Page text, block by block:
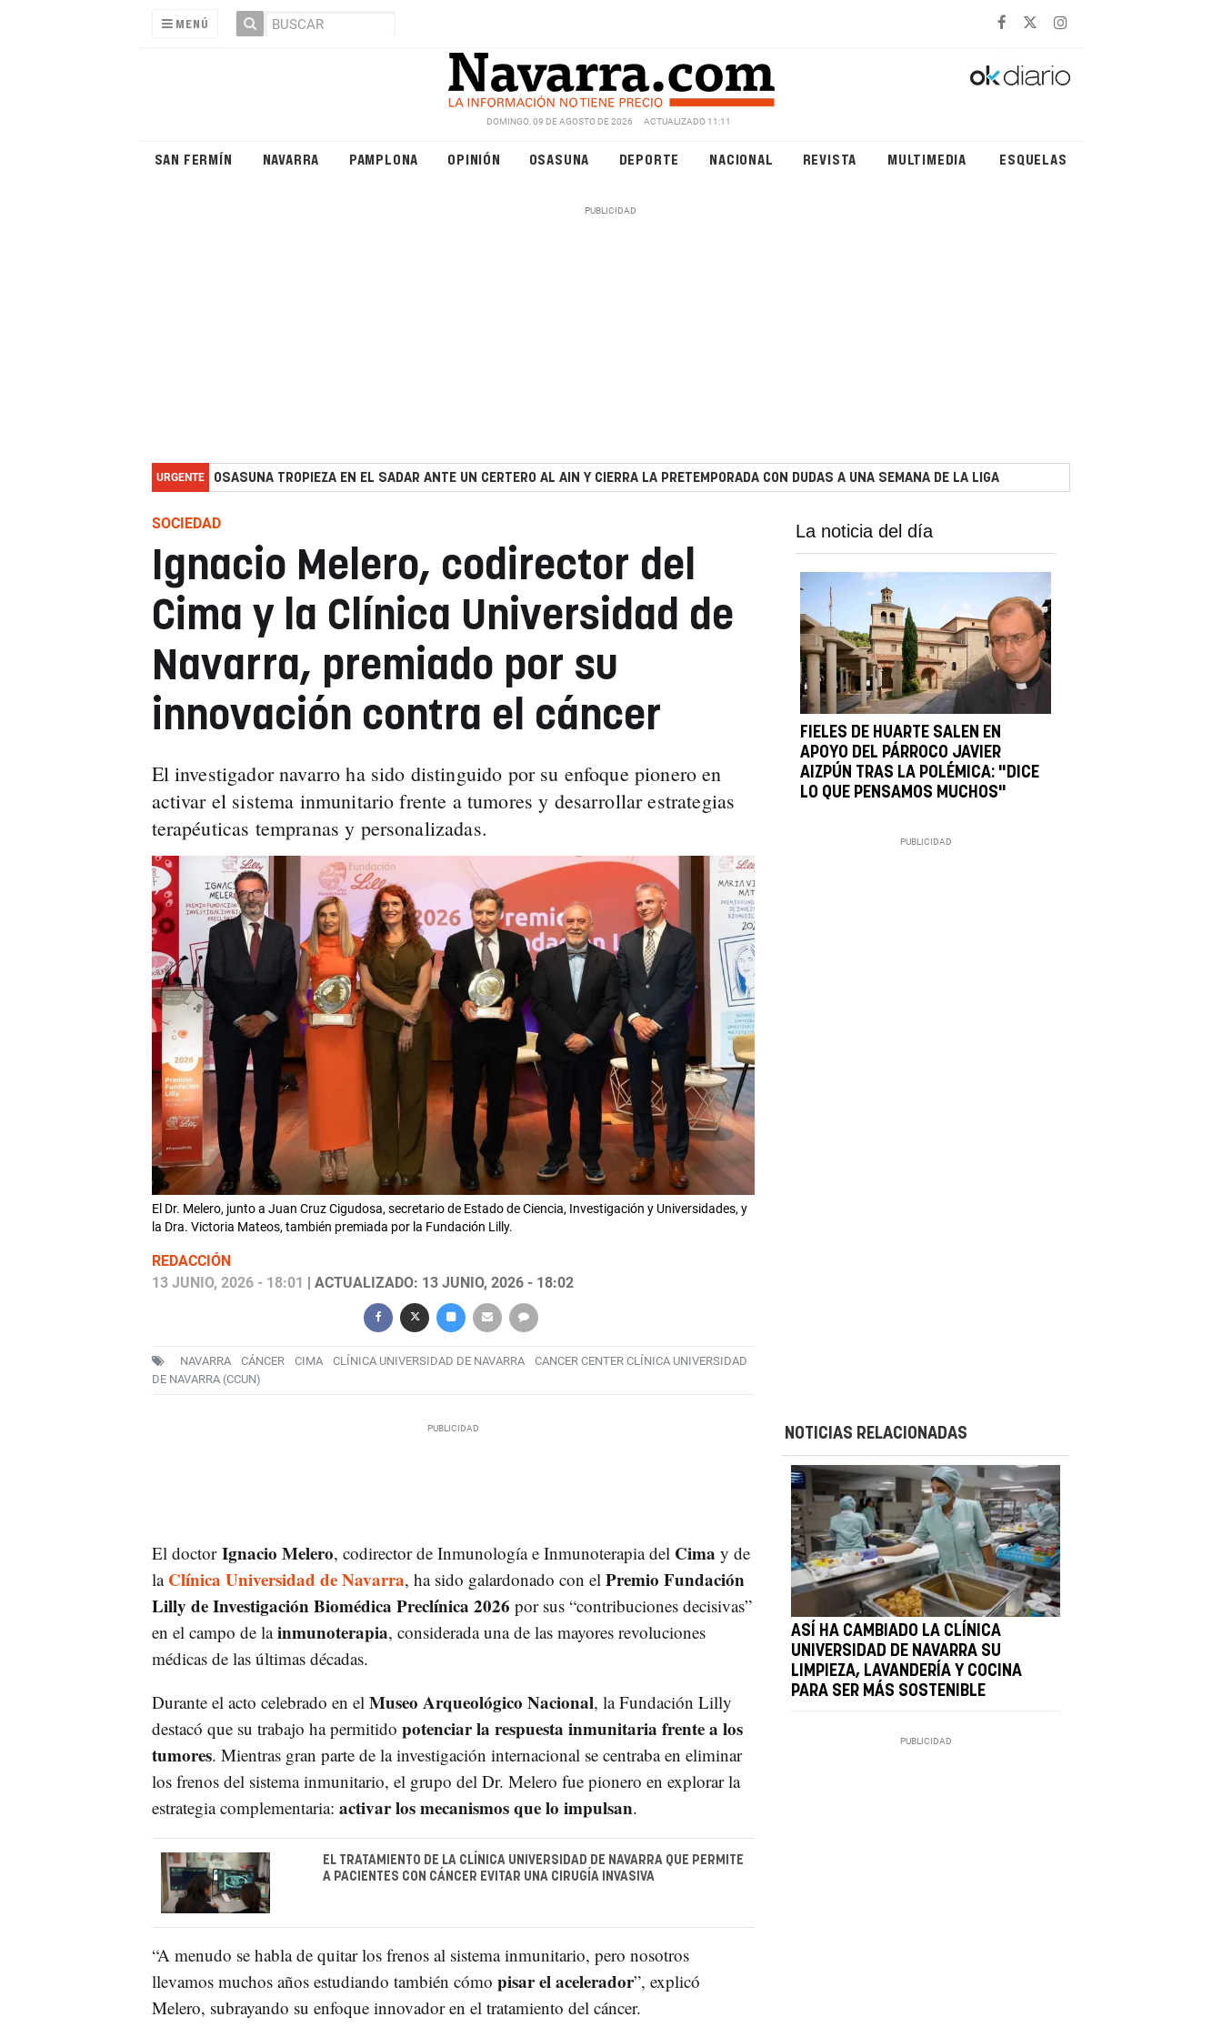
MENÚ
DOMINGO, 09 DE AGOSTO DE 2026 ACTUALIZADO 11:11
SAN FERMÍN NAVARRA PAMPLONA OPINIÓN OSASUNA DEPORTE NACIONAL REVISTA MULTIMEDIA ESQUELAS
URGENTE OSASUNA TROPIEZA EN EL SADAR ANTE UN CERTERO AL AIN Y CIERRA LA PRETEMPORADA CON DUDAS A UNA SEMANA DE LA LIGA
SOCIEDAD
Ignacio Melero, codirector del
Cima y la Clínica Universidad de
Navarra, premiado por su
innovación contra el cáncer
El investigador navarro ha sido distinguido por su enfoque pionero en
activar el sistema inmunitario frente a tumores y desarrollar estrategias
terapéuticas tempranas y personalizadas.
El Dr. Melero, junto a Juan Cruz Cigudosa, secretario de Estado de Ciencia, Investigación y Universidades, y
la Dra. Victoria Mateos, también premiada por la Fundación Lilly.
REDACCIÓN
13 JUNIO, 2026 - 18:01 | ACTUALIZADO: 13 JUNIO, 2026 - 18:02
NAVARRA CÁNCER CIMA CLÍNICA UNIVERSIDAD DE NAVARRA
CANCER CENTER CLÍNICA UNIVERSIDAD
DE NAVARRA (CCUN)
La noticia del día
FIELES DE HUARTE SALEN EN
APOYO DEL PÁRROCO JAVIER
AIZPÚN TRAS LA POLÉMICA: "DICE
LO QUE PENSAMOS MUCHOS"
El doctorIgnacio Melero, codirector de Inmunología e Inmunoterapia del Cima y de
la Clínica Universidad de Navarra, ha sido galardonado con el Premio Fundación
Lilly de Investigación Biomédica Preclínica 2026 por sus “contribuciones decisivas”
en el campo de lainmunoterapia, considerada una de las mayores revoluciones
médicas de las últimas décadas.
Durante el acto celebrado en el Museo Arqueológico Nacional, la Fundación Lilly
destacó que su trabajo ha permitido potenciar la respuesta inmunitaria frente a los
tumores. Mientras gran parte de la investigación internacional se centraba en eliminar
los frenos del sistema inmunitario, el grupo del Dr. Melero fue pionero en explorar la
estrategia complementaria: activar los mecanismos que lo impulsan.
EL TRATAMIENTO DE LA CLÍNICA UNIVERSIDAD DE NAVARRA QUE PERMITE
A PACIENTES CON CÁNCER EVITAR UNA CIRUGÍA INVASIVA
“A menudo se habla de quitar los frenos al sistema inmunitario, pero nosotros
llevamos muchos años estudiando también cómo pisar el acelerador”, explicó
Melero, subrayando su enfoque innovador en el tratamiento del cáncer.
NOTICIAS RELACIONADAS
ASÍ HA CAMBIADO LA CLÍNICA
UNIVERSIDAD DE NAVARRA SU
LIMPIEZA, LAVANDERÍA Y COCINA
PARA SER MÁS SOSTENIBLE